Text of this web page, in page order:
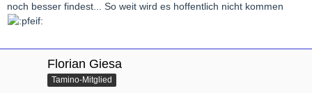
noch besser findest... So weit wird es hoffentlich nicht kommen
Florian Giesa
Tamino-Mitglied